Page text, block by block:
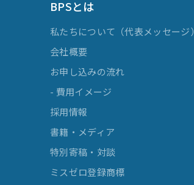
BPSとは
私たちについて（代表メッセージ）
会社概要
お申し込みの流れ
- 費用イメージ
採用情報
書籍・メディア
特別寄稿・対談
ミスゼロ登録商標